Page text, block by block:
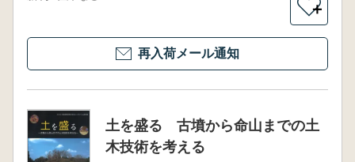
＋
再入荷メール通知
土を盛る 古墳から命山までの土
木技術を考える